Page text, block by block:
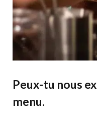
Peux-tu nous
menu.